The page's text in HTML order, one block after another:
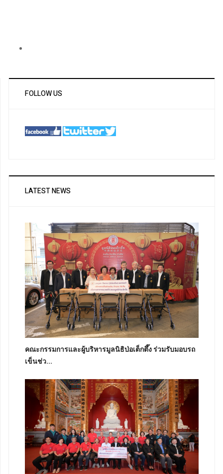
FOLLOW US
LATEST NEWS
คณะกรรมการและผู้บริหารมูลนิธิป่อเต็กตึ๊ง ร่วมรับมอบรถ
เข็นช่ว...